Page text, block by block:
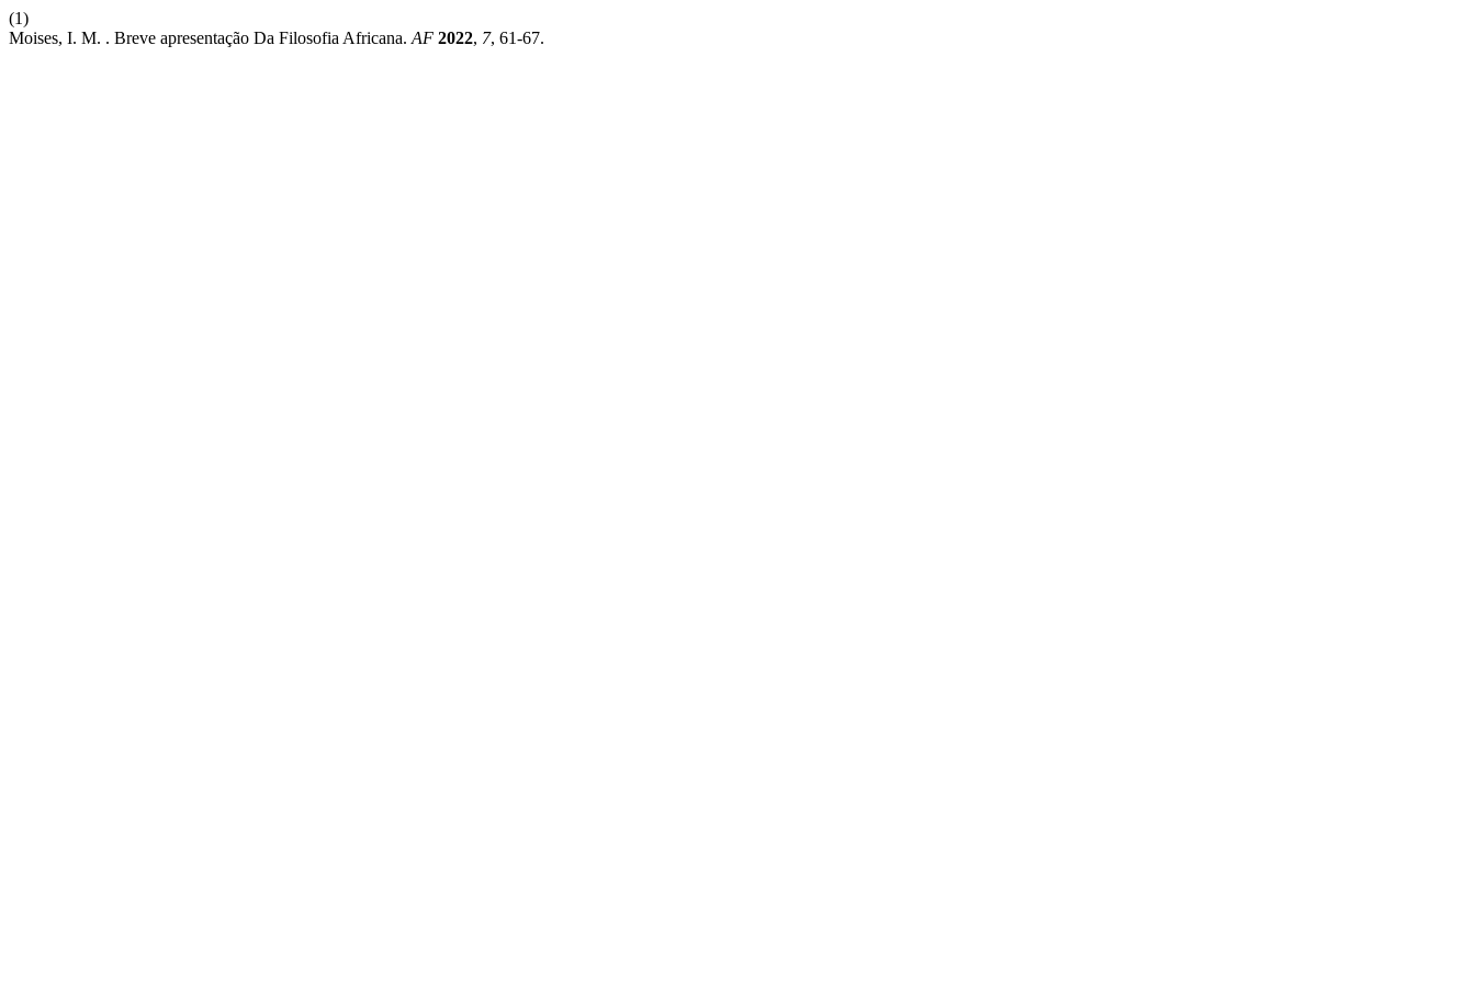
(1)
Moises, I. M. . Breve apresentação Da Filosofia Africana. AF 2022, 7, 61-67.